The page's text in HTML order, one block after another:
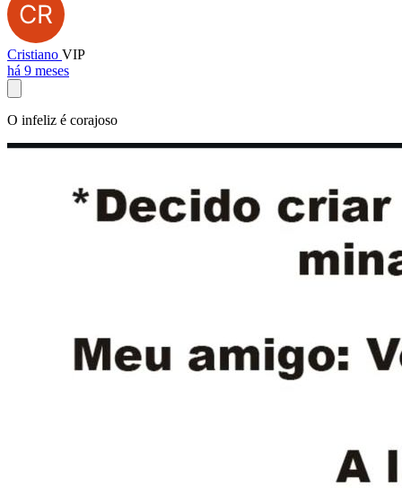
Cristiano VIP
há 9 meses
O infeliz é corajoso